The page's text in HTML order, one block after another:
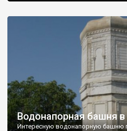
Водонапорная башня
Интересную водонапорную башню